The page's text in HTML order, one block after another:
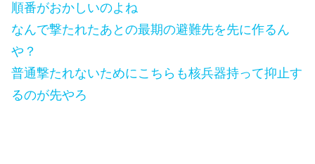
順番がおかしいのよね
なんで撃たれたあとの最期の避難先を先に作るん
や？
普通撃たれないためにこちらも核兵器持って抑止す
るのが先やろ